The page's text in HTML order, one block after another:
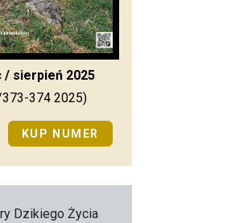
/ sierpień 2025
374 2025)
KUP NUMER
Dzikiego Życia